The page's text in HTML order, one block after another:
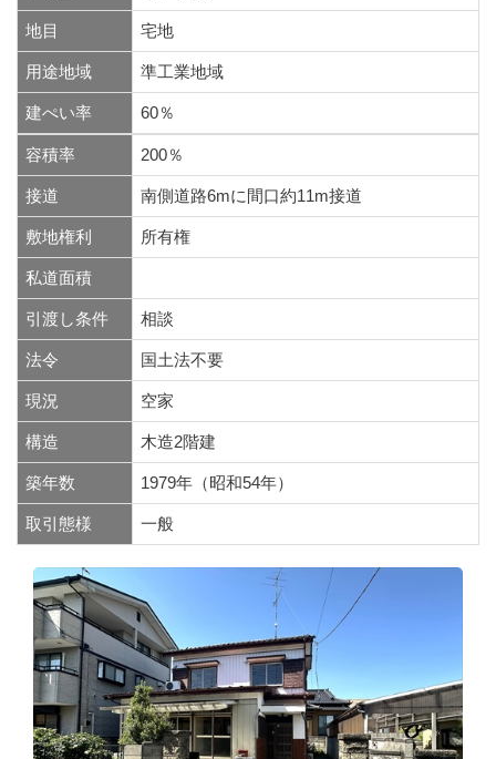
地目 宅地
用途地域 準工業地域
建ぺい率 60％
容積率 200％
接道 南側道路6mに間口約11m接道
敷地権利 所有権
私道面積
引渡し条件 相談
法令 国土法不要
現況 空家
構造 木造2階建
築年数 1979年（昭和54年）
取引態様 一般